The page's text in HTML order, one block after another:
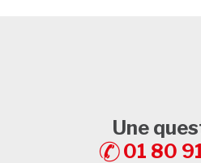
Une
01 80